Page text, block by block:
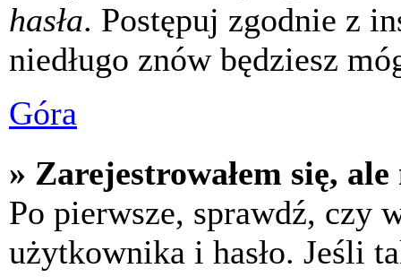
hasła. Postępuj zgodnie z
niedługo znów będziesz
Góra
» Zarejestrowałem się,
Po pierwsze, sprawdź, czy
użytkownika i hasło. Jeśli